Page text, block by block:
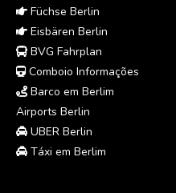
Füchse Berlin
Eisbären Berlin
BVG Fahrplan
Comboio Informações
Barco em Berlim
Airports Berlin
UBER Berlin
Táxi em Berlim